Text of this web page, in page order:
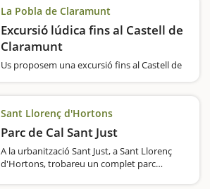
La Pobla de Claramunt
Excursió lúdica fins al Castell de
Claramunt
Us proposem una excursió fins al Castell de
i la natura, aquesta escapada és per a
vosaltres.El camí…
Sant Llorenç d'Hortons
Parc de Cal Sant Just
A la urbanització Sant Just, a Sant Llorenç
d'Hortons, trobareu un complet parc